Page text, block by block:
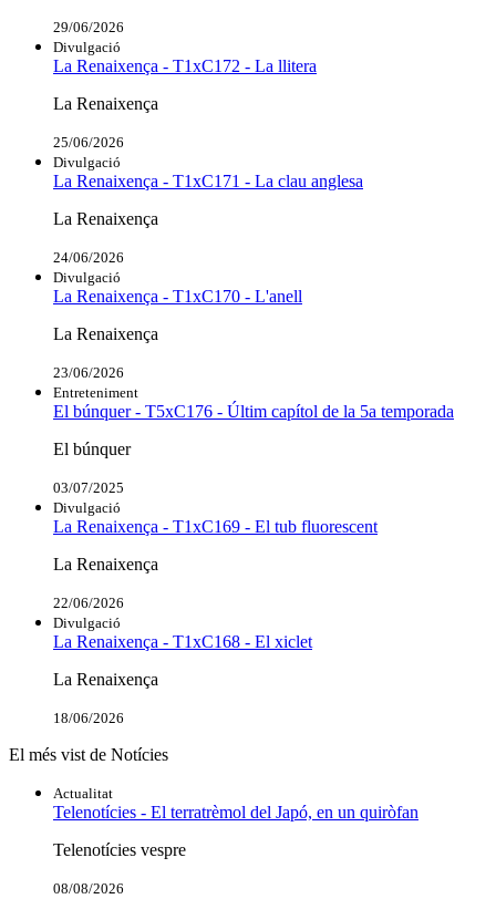
29/06/2026
Divulgació
La Renaixença - T1xC172 - La llitera
La Renaixença
25/06/2026
Divulgació
La Renaixença - T1xC171 - La clau anglesa
La Renaixença
24/06/2026
Divulgació
La Renaixença - T1xC170 - L'anell
La Renaixença
23/06/2026
Entreteniment
El búnquer - T5xC176 - Últim capítol de la 5a temporada
El búnquer
03/07/2025
Divulgació
La Renaixença - T1xC169 - El tub fluorescent
La Renaixença
22/06/2026
Divulgació
La Renaixença - T1xC168 - El xiclet
La Renaixença
18/06/2026
El més vist de Notícies
Actualitat
Telenotícies - El terratrèmol del Japó, en un quiròfan
Telenotícies vespre
08/08/2026